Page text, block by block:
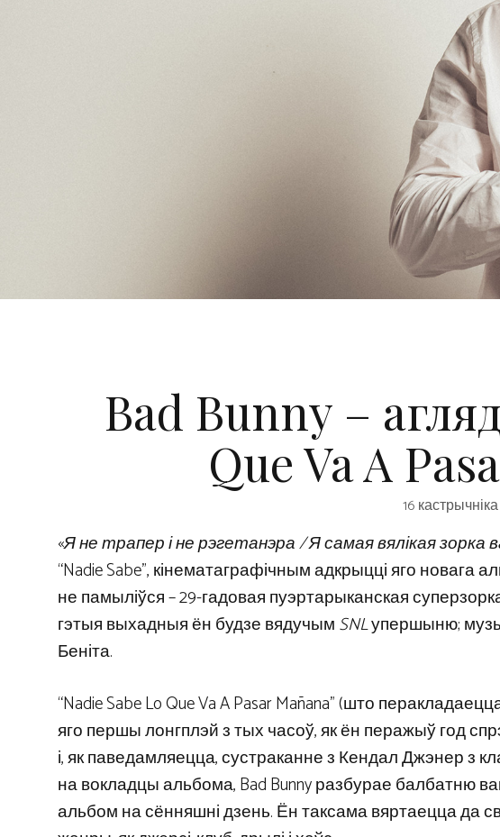
Bad Bunny –
Que Va A
16
«Я не трапер і не рэгетанэра / Я самая вялікая зорка
“Nadie Sabe”, кінематаграфічным адкрыцці яго новага
не памыліўся – 29-гадовая пуэртарыканская
гэтыя выхадныя ён будзе вядучымSNLупершыню;
Беніта.
“Nadie Sabe Lo Que Va A Pasar Mañana” (што
яго першы лонгплэй з тых часоў, як ён перажыў год
і, як паведамляецца, сустраканне з Кендал Джэнер з
на вокладцы альбома, Bad Bunny разбурае балбатню
альбом на сённяшні дзень. Ён таксама вяртаецца да